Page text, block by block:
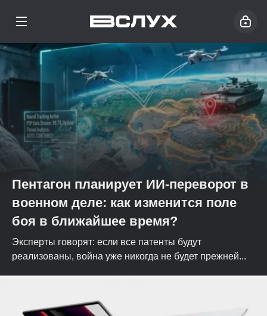
Пентагон планирует ИИ-переворот в
военном деле: как изменится поле
боя в ближайшее время?
Эксперты говорят: если все патенты будут
реализованы, война уже никогда не будет прежней...